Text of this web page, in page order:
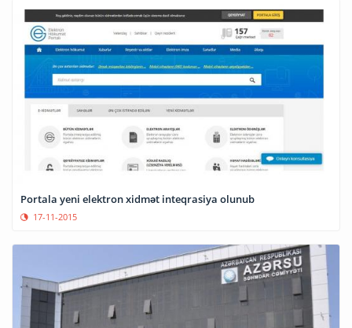
Portala yeni elektron xidmət inteqrasiya olunub
17-11-2015